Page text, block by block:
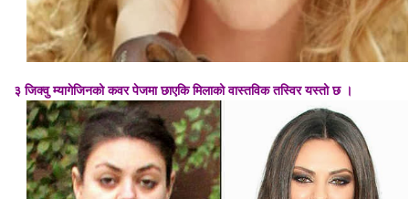
३ जिक्वु म्यागेजिनको कवर पेजमा छाएकि मिलाको वास्तविक तस्विर यस्तो छ ।